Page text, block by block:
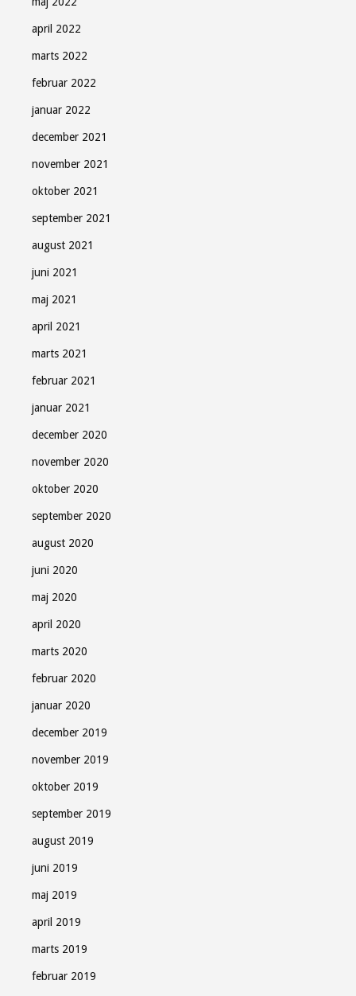
april 2022
marts 2022
februar 2022
januar 2022
december 2021
november 2021
oktober 2021
september 2021
august 2021
juni 2021
maj 2021
april 2021
marts 2021
februar 2021
januar 2021
december 2020
november 2020
oktober 2020
september 2020
august 2020
juni 2020
maj 2020
april 2020
marts 2020
februar 2020
januar 2020
december 2019
november 2019
oktober 2019
september 2019
august 2019
juni 2019
maj 2019
april 2019
marts 2019
februar 2019